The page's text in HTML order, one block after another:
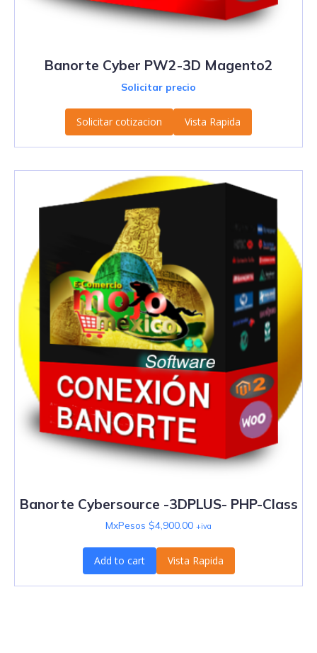
Banorte Cyber PW2-3D Magento2
Solicitar precio
Solicitar cotizacion Vista Rapida
Banorte Cybersource -3DPLUS- PHP-Class
MxPesos $4,900.00 +iva
Add to cart Vista Rapida